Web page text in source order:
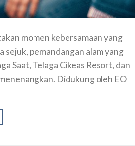
momen kebersamaan yang
sejuk, pemandangan alam yang
Saat, Telaga Cikeas Resort, dan
Didukung oleh EO